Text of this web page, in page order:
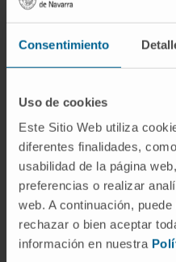
Consentimiento
Uso de cookies
Este Sitio Web utiliza
diferentes finalidades,
usabilidad de la página
preferencias o realizar
web. A continuación,
rechazar o bien aceptar
información en nuestra
enlentecido.
Somnolencia y
estado de
¡Únete a